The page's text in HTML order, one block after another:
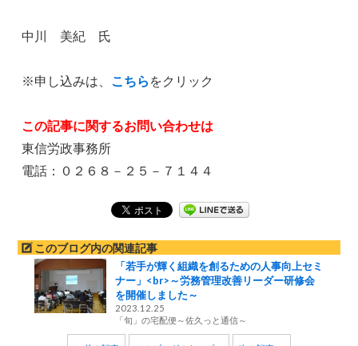
中川 美紀 氏
※申し込みは、 こちら をクリック
この記事に関するお問い合わせは
東信労政事務所
電話：０２６８－２５－７１４４
このブログ内の関連記事
「若手が輝く組織を創るための人事向上セミ
ナー」<br>～労務管理改善リーダー研修会
を開催しました～
2023.12.25
「旬」の宅配便～佐久っと通信～